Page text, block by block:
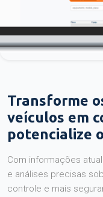
Transforme
veículos em
potencialize
Com informações
e análises precisas
controle e mais